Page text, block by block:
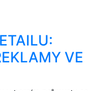
VE